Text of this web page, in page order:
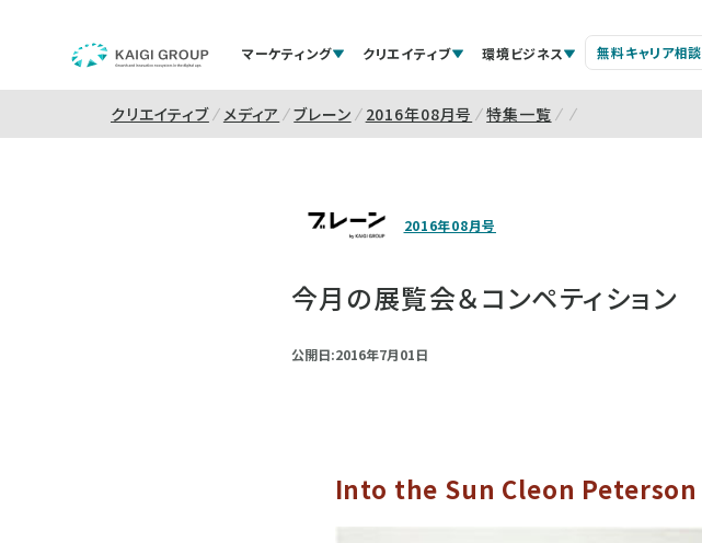
マーケティング クリエイティブ 環境ビジネス 無料キャリア相談
クリエイティブ メディア ブレーン 2016年08月号 特集一覧
2016年08月号
今月の展覧会＆コンペティション
公開日:2016年7月01日
Into the Sun Cleon Peterson